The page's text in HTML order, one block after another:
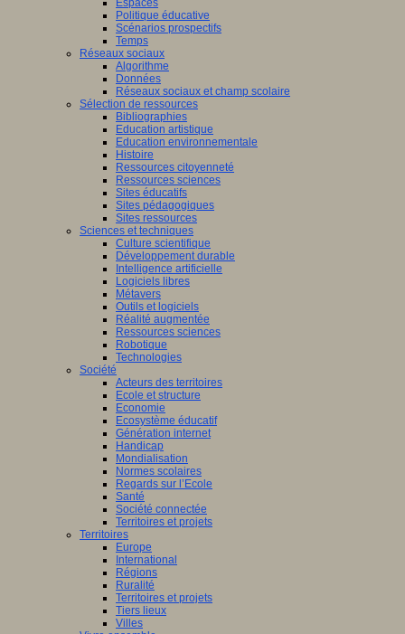
Espaces
Politique éducative
Scénarios prospectifs
Temps
Réseaux sociaux
Algorithme
Données
Réseaux sociaux et champ scolaire
Sélection de ressources
Bibliographies
Education artistique
Education environnementale
Histoire
Ressources citoyenneté
Ressources sciences
Sites éducatifs
Sites pédagogiques
Sites ressources
Sciences et techniques
Culture scientifique
Développement durable
Intelligence artificielle
Logiciels libres
Métavers
Outils et logiciels
Réalité augmentée
Ressources sciences
Robotique
Technologies
Société
Acteurs des territoires
Ecole et structure
Economie
Ecosystème éducatif
Génération internet
Handicap
Mondialisation
Normes scolaires
Regards sur l’Ecole
Santé
Société connectée
Territoires et projets
Territoires
Europe
International
Régions
Ruralité
Territoires et projets
Tiers lieux
Villes